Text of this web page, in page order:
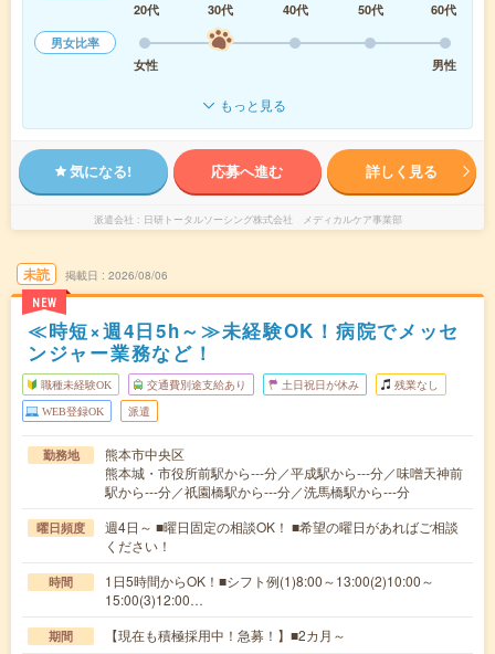
20代
30代 40代 50代
60代
男女比率
女性
男性
もっと見る
気になる! 応募へ進む 詳しく見る
派遣会社 日研トータルソーシング株式会社 メディカルケア事業部
未読
NEW
掲載日 2026/08/06
≪時短×週4日5h～≫未経験OK！病院でメッセ
ンジャー業務など！
職種未経験OK 交通費別途支給あり 土日祝日が休み 残業なし
WEB登録OK 派遣
勤務地
熊本市中央区
熊本城・市役所前駅から---分／平成駅から---分／味噌天神前
駅から---分／祇園橋駅から---分／洗馬橋駅から---分
曜日頻度
週4日～ ■曜日固定の相談OK！ ■希望の曜日があればご相談
ください！
時間
1日5時間からOK！■シフト例(1)8:00～13:00(2)10:00～
15:00(3)12:00…
期間 【現在も積極採用中！急募！】■2カ月～